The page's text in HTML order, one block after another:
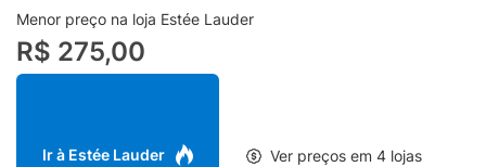
Menor preço na loja Estée Lauder
R$ 275,00
Ir à Estée Lauder Ver preços em 4 lojas